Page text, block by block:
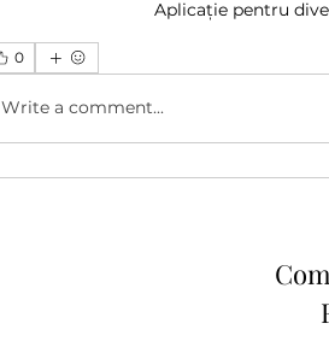
Aplicație pentru
0
Write a comment...